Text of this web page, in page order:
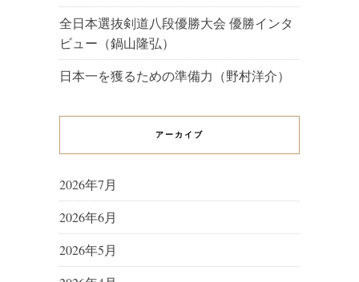
全日本選抜剣道八段優勝大会 優勝インタ
ビュー（鍋山隆弘）
日本一を獲るための準備力（野村洋介）
アーカイブ
2026年7月
2026年6月
2026年5月